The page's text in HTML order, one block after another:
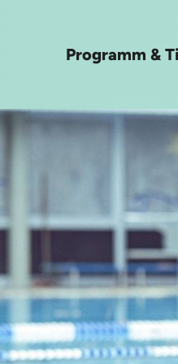
Programm &